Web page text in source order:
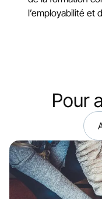
l’employabilité et
Pour